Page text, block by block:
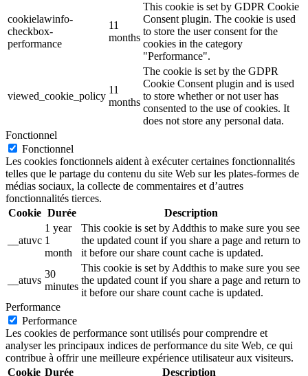
cookielawinfo-
checkbox-
performance
11
months
This cookie is set by GDPR Cookie
Consent plugin. The cookie is used
to store the user consent for the
cookies in the category
"Performance".
viewed_cookie_policy
11
months
The cookie is set by the GDPR
Cookie Consent plugin and is used
to store whether or not user has
consented to the use of cookies. It
does not store any personal data.
Fonctionnel
Fonctionnel
Les cookies fonctionnels aident à exécuter certaines fonctionnalités
telles que le partage du contenu du site Web sur les plates-formes de
médias sociaux, la collecte de commentaires et d’autres
fonctionnalités tierces.
Cookie Durée Description
__atuvc
1 year
1
month
This cookie is set by Addthis to make sure you see
the updated count if you share a page and return to
it before our share count cache is updated.
__atuvs
30
minutes
This cookie is set by Addthis to make sure you see
the updated count if you share a page and return to
it before our share count cache is updated.
Performance
Performance
Les cookies de performance sont utilisés pour comprendre et
analyser les principaux indices de performance du site Web, ce qui
contribue à offrir une meilleure expérience utilisateur aux visiteurs.
Cookie Durée Description